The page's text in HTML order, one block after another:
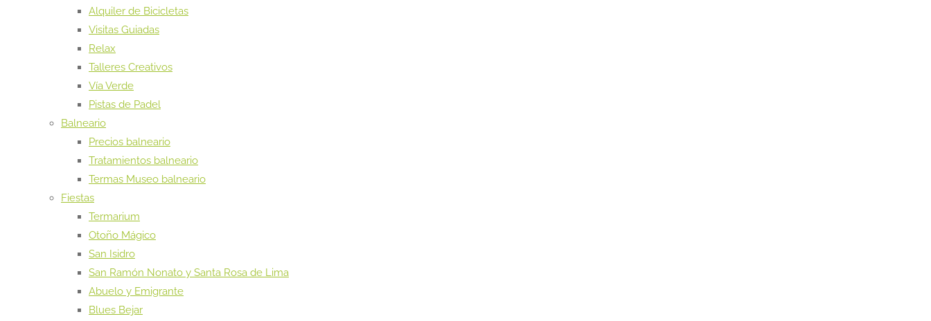
Alquiler de Bicicletas
Visitas Guiadas
Relax
Talleres Creativos
Vía Verde
Pistas de Padel
Balneario
Precios balneario
Tratamientos balneario
Termas Museo balneario
Fiestas
Termarium
Otoño Mágico
San Isidro
San Ramón Nonato y Santa Rosa de Lima
Abuelo y Emigrante
Blues Bejar